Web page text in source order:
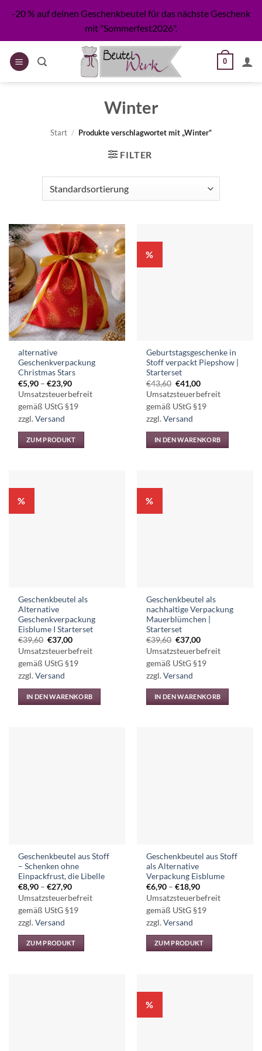
-20 % auf deinen Geschenkbeutel für das nächste Geschenk
mit "Sommerfest2026".
0
Winter
Start / Produkte verschlagwortet mit „Winter“
FILTER
alternative
Geschenkverpackung
Christmas Stars
€5,90 –€23,90Preisspanne:
€5,90
bis
€23,90
Umsatzsteuerbefreit
gemäß UStG §19
zzgl.Versand
ZUM PRODUKT
mehrere
Varianten
auf.
gewählt
werden
%
Geburtstagsgeschenke in
Stoff verpackt Piepshow |
Starterset
€43,60 Ursprünglicher
Preis
war:
€43,60
€41,00Aktueller
Preis
ist:
€41,00.
Umsatzsteuerbefreit
gemäß UStG §19
zzgl.Versand
IN DEN WARENKORB
%
Geschenkbeutel als
Alternative
Geschenkverpackung
Eisblume I Starterset
€39,60 Ursprünglicher
Preis
war:
€39,60
€37,00Aktueller
Preis
ist:
€37,00.
Umsatzsteuerbefreit
gemäß UStG §19
zzgl.Versand
IN DEN WARENKORB
%
Geschenkbeutel als
nachhaltige Verpackung
Mauerblümchen |
Starterset
€39,60 Ursprünglicher
Preis
war:
€39,60
€37,00Aktueller
Preis
ist:
€37,00.
Umsatzsteuerbefreit
gemäß UStG §19
zzgl.Versand
IN DEN WARENKORB
Geschenkbeutel aus Stoff
– Schenken ohne
Einpackfrust, die Libelle
€8,90 –€27,90Preisspanne:
€8,90
bis
€27,90
Umsatzsteuerbefreit
gemäß UStG §19
zzgl.Versand
ZUM PRODUKT
Geschenkbeutel aus Stoff
als Alternative
Verpackung Eisblume
€6,90 –€18,90Preisspanne:
€6,90
bis
€18,90
Umsatzsteuerbefreit
gemäß UStG §19
zzgl.Versand
ZUM PRODUKT
mehrere
Varianten
auf.
%